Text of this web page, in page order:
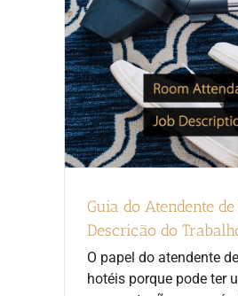
Guia do Atendente
Descrição do
O papel do atendente
hotéis porque pode ter